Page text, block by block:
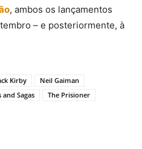
, ambos os lançamentos
– e posteriormente, à
Kirby
Neil Gaiman
Sagas The Prisioner